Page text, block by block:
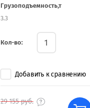
Грузоподъемность,т
3.3
Кол-во:
Добавить к сравнению
29 155руб.